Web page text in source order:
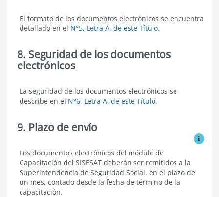
Formato
de
electrónicos
El formato de los documentos electrónicos se encuentra
detallado en el N°5, Letra A, de este Título.
8. Seguridad de los documentos
electrónicos
Seguridad
de
electrónicos
La seguridad de los documentos electrónicos se
describe en el N°6, Letra A, de este Título.
9. Plazo de envío
Ver
Plazo
de
envío
Los documentos electrónicos del módulo de
Capacitación del SISESAT deberán ser remitidos a la
Superintendencia de Seguridad Social, en el plazo de
un mes, contado desde la fecha de término de la
capacitación.